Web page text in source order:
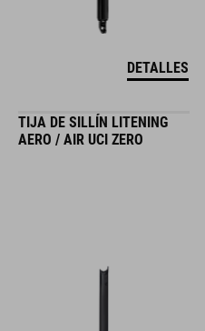
DETALLES
TIJA DE SILLÍN LITENING
AERO / AIR UCI ZERO